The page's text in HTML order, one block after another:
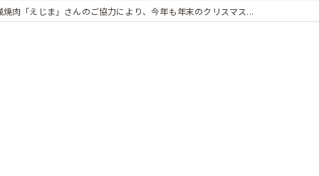
焼肉「えじま」さんのご協力により、今年も年末のクリスマス...